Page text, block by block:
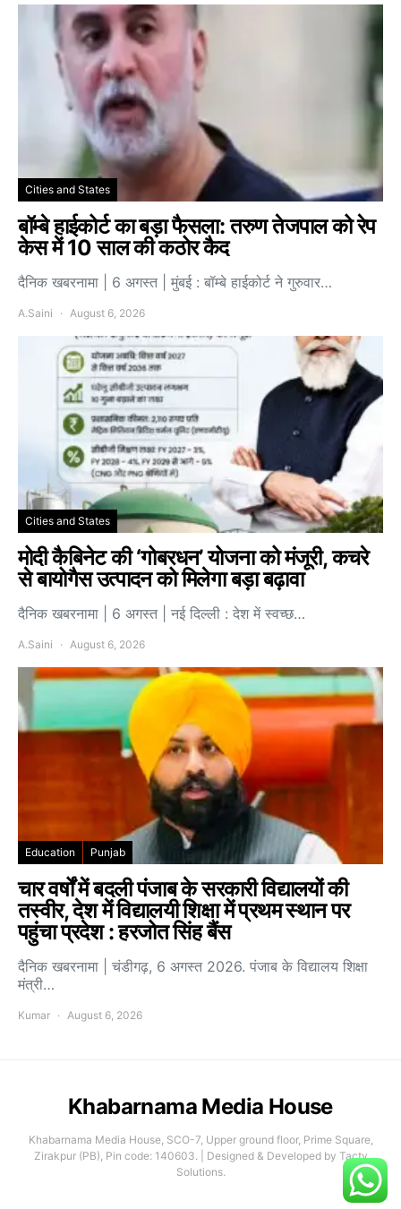
Cities and States
बॉम्बे हाईकोर्ट का बड़ा फैसला: तरुण तेजपाल को रेप
केस में 10 साल की कठोर कैद
दैनिक खबरनामा | 6 अगस्त | मुंबई : बॉम्बे हाईकोर्ट ने गुरुवार…
A.Saini August 6, 2026
Cities and States
मोदी कैबिनेट की ‘गोबरधन’ योजना को मंजूरी, कचरे
से बायोगैस उत्पादन को मिलेगा बड़ा बढ़ावा
दैनिक खबरनामा | 6 अगस्त | नई दिल्ली : देश में स्वच्छ…
A.Saini August 6, 2026
Education Punjab
चार वर्षों में बदली पंजाब के सरकारी विद्यालयों की
तस्वीर, देश में विद्यालयी शिक्षा में प्रथम स्थान पर
पहुंचा प्रदेश : हरजोत सिंह बैंस
दैनिक खबरनामा | चंडीगढ़, 6 अगस्त 2026. पंजाब के विद्यालय शिक्षा
मंत्री…
Kumar August 6, 2026
Khabarnama Media House
Khabarnama Media House, SCO-7, Upper ground floor, Prime Square,
Zirakpur (PB), Pin code: 140603. | Designed & Developed by Tacty
Solutions.